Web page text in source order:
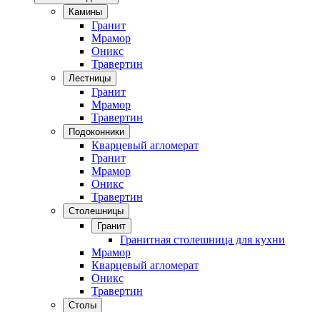
Камины
Гранит
Мрамор
Оникс
Травертин
Лестницы
Гранит
Мрамор
Травертин
Подоконники
Кварцевый агломерат
Гранит
Мрамор
Оникс
Травертин
Столешницы
Гранит
Гранитная столешница для кухни
Мрамор
Кварцевый агломерат
Оникс
Травертин
Столы